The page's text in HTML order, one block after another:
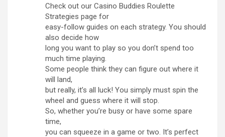
Check out our Casino Buddies Roulette
Strategies page for
easy-follow guides on each strategy. You should
also decide how
long you want to play so you don’t spend too
much time playing.
Some people think they can figure out where it
will land,
but really, it’s all luck! You simply must spin the
wheel and guess where it will stop.
So, whether you’re busy or have some spare
time,
you can squeeze in a game or two. It’s perfect